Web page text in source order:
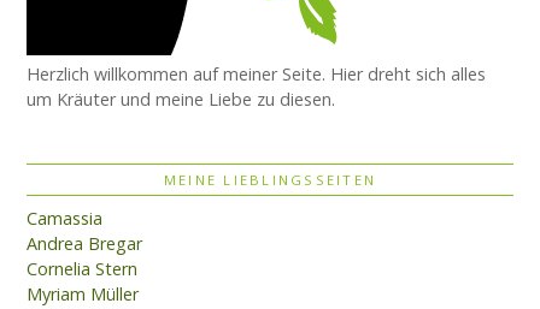
Herzlich willkommen auf meiner Seite. Hier dreht sich alles
um Kräuter und meine Liebe zu diesen.
MEINE LIEBLINGSSEITEN
Camassia
Andrea Bregar
Cornelia Stern
Myriam Müller